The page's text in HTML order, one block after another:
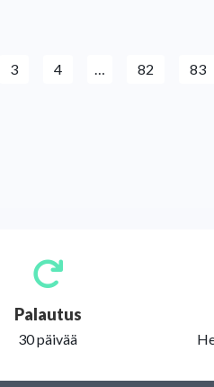
3 4 … 82 83
Palautus
30 päivää